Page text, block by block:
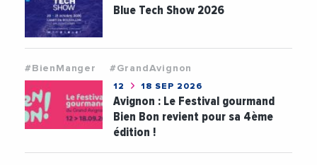
Blue Tech Show 2026
#BienManger #GrandAvignon
12 18 SEP 2026
Avignon : Le Festival gourmand
Bien Bon revient pour sa 4ème
édition !